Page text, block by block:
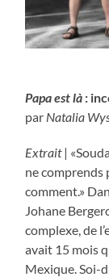
Papa est là :
par Natalia
Extrait|
ne comprends
comment.»
Johane
complexe, de
avait 15 mois
Mexique. Soi-